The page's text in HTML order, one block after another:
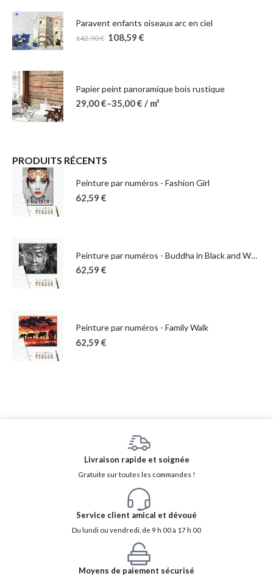
Paravent enfants oiseaux arc en ciel
142,90€ 108,59 €
Papier peint panoramique bois rustique
29,00€–35,00€ / m²
PRODUITS RÉCENTS
Peinture par numéros - Fashion Girl
62,59 €
Peinture par numéros - Buddha in Black and White
62,59 €
Peinture par numéros - Family Walk
62,59 €
Livraison rapide et soignée
Gratuite sur toutes les commandes !
Service client amical et dévoué
Du lundi ou vendredi, de 9 h 00 à 17 h 00
Moyens de paiement sécurisé